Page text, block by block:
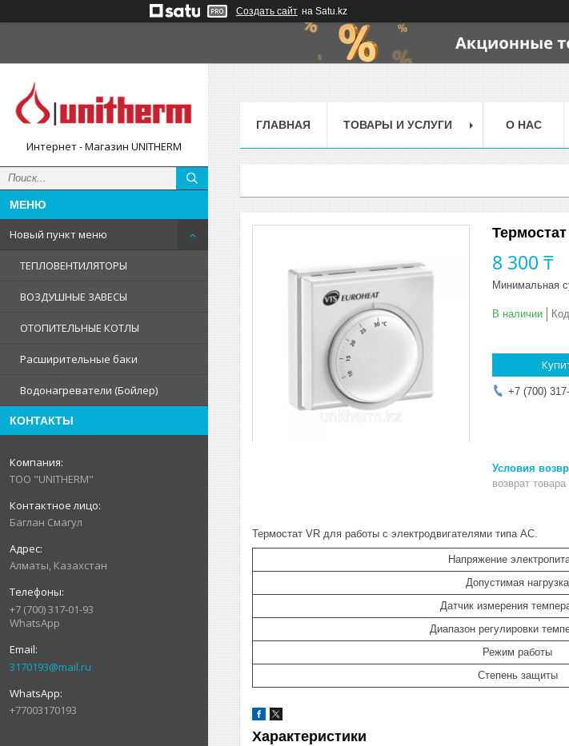
Создать сайт на Satu.kz
Интернет - Магазин UNITHERM
Новый пункт меню
ТЕПЛОВЕНТИЛЯТОРЫ
ВОЗДУШНЫЕ ЗАВЕСЫ
ОТОПИТЕЛЬНЫЕ КОТЛЫ
Расширительные баки
Водонагреватели (Бойлер)
КОНТАКТЫ
ТОО "UNITHERM"
Баглан Смагул
Алматы, Казахстан
+7 (700) 317-01-93
WhatsApp
3170193@mail.ru
+77003170193
ГЛАВНАЯ ТОВАРЫ И УСЛУГИ О НАС
8 300 ₸
Минимальная
В наличии
+7 (700)
возврат
Термостат VR для работы с электродвигателями типа АС.
Напряжение
Допустимая нагрузка
Датчик измерения
Диапазон регулировки
Режим работы
Cтепень защиты
Характеристики